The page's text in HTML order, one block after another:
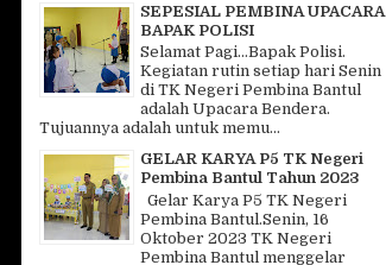
SEPESIAL PEMBINA UPACARA
BAPAK POLISI
Selamat Pagi…Bapak Polisi.
Kegiatan rutin setiap hari Senin
di TK Negeri Pembina Bantul
adalah Upacara Bendera.
Tujuannya adalah untuk memu...
GELAR KARYA P5 TK Negeri
Pembina Bantul Tahun 2023
Gelar Karya P5 TK Negeri
Pembina Bantul.Senin, 16
Oktober 2023 TK Negeri
Pembina Bantul menggelar